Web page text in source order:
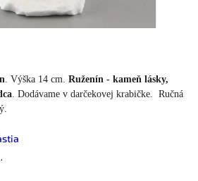
. Výška 14 cm. Ruženín - kameň lásky,
. Dodávame v darčekovej krabičke. Ručná